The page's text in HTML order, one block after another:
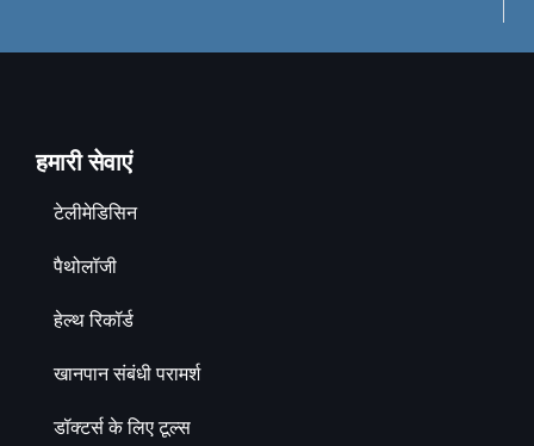
हमारी सेवाएं
टेलीमेडिसिन
पैथोलॉजी
हेल्थ रिकॉर्ड
खानपान संबंधी परामर्श
डॉक्टर्स के लिए टूल्स